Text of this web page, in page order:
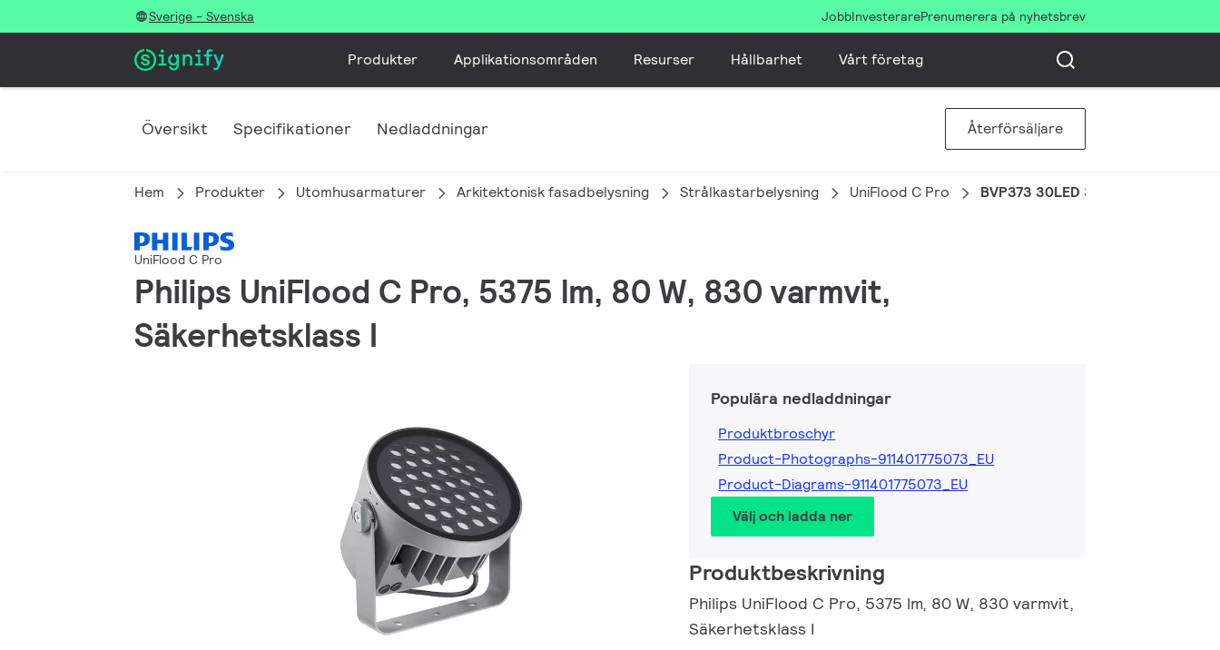
Sverige - Svenska JobbInvesterarePrenumerera på nyhetsbrev
Produkter Applikationsområden Resurser Hållbarhet Vårt företag
Översikt Specifikationer Nedladdningar Återförsäljare
Hem Produkter Utomhusarmaturer Arkitektonisk fasadbelysning Strålkastarbelysning UniFlood C Pro BVP373 30LED 30K 220V 15 80W
UniFlood C Pro
Philips UniFlood C Pro, 5375 lm, 80 W, 830 varmvit,
Säkerhetsklass I
Populära nedladdningar
Produktbroschyr
Product-Photographs-911401775073_EU
Product-Diagrams-911401775073_EU
Välj och ladda ner
Produktbeskrivning
Philips UniFlood C Pro, 5375 lm, 80 W, 830 varmvit,
Säkerhetsklass I